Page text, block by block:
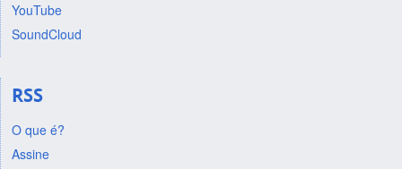
YouTube
SoundCloud
RSS
O que é?
Assine